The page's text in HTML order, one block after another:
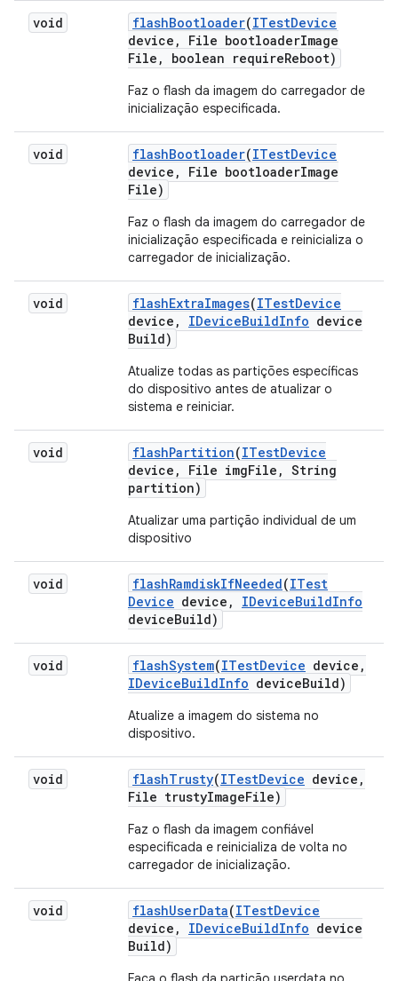
void flashBootloader(ITestDevice
device , File bootloaderImage
File , boolean requireReboot)
Faz o flash da imagem do carregador de
inicialização especificada.
void flashBootloader(ITestDevice
device , File bootloaderImage
File)
Faz o flash da imagem do carregador de
inicialização especificada e reinicializa o
carregador de inicialização.
void flashExtraImages(ITestDevice
device , IDeviceBuildInfo device
Build)
Atualize todas as partições específicas
do dispositivo antes de atualizar o
sistema e reiniciar.
void flashPartition(ITestDevice
device , File imgFile , String
partition)
Atualizar uma partição individual de um
dispositivo
void flashRamdiskIfNeeded(ITest
Device device , IDeviceBuildInfo
deviceBuild)
void flashSystem(ITestDevice device ,
IDeviceBuildInfo deviceBuild)
Atualize a imagem do sistema no
dispositivo.
void flashTrusty(ITestDevice device ,
File trustyImageFile)
Faz o flash da imagem confiável
especificada e reinicializa de volta no
carregador de inicialização.
void flashUserData(ITestDevice
device , IDeviceBuildInfo device
Build)